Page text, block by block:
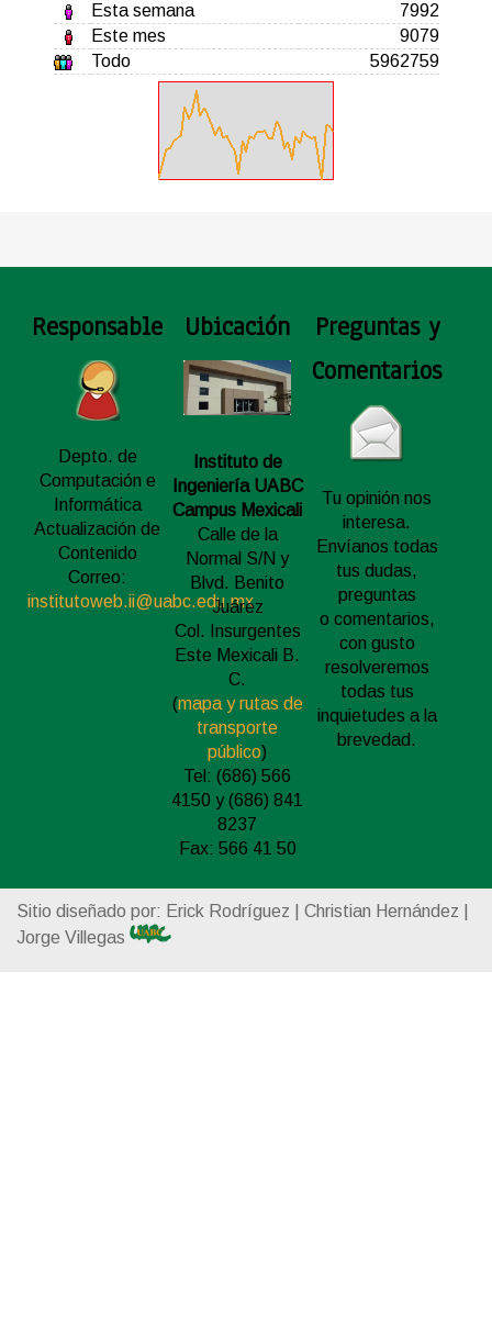
Esta semana
7992
Este mes
9079
Todo
5962759
Responsable
Depto. de
Computación e
Informática
Actualización de
Contenido
Correo:
institutoweb.ii@uabc.edu.mx
Ubicación
Instituto de
Ingeniería UABC
Campus Mexicali
Calle de la
Normal S/N y
Blvd. Benito
Juárez
Col. Insurgentes
Este Mexicali B.
C.
(mapa y rutas de
transporte
público)
Tel: (686) 566
4150 y (686) 841
8237
Fax: 566 41 50
Preguntas y
Comentarios
Tu opinión nos
interesa.
Envíanos todas
tus dudas,
preguntas
o comentarios,
con gusto
resolveremos
todas tus
inquietudes a la
brevedad.
Sitio diseñado por: Erick Rodríguez | Christian Hernández |
Jorge Villegas